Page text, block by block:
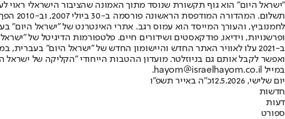
"ישראל היום" הוא גוף תקשורת שנוסד מתוך האמונה שהציבור הישראלי ראוי
ופרשנויות, וידיאו, פודקאסטים ושידורים חיים. פלטפורמות הדיגיטל של
ב-2021 עלו לאוויר האתר החדש והיישומון החדש של "ישראל היום"
ואפשר לקבל אותם גם בניוזלטר. מועדון ההטבות הייחודי "הקליקה של
במייל hayom@israelhayom.co.il.
יום שלישי, 12.5.2026
כ"ה באייר תשפ"ו
חדשות
דעות
ספורט